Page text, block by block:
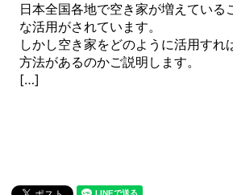
日本全国各地で空き家が増えてい
な活用がされています。
しかし空き家をどのように活用す
方法があるのかご説明します。
[…]